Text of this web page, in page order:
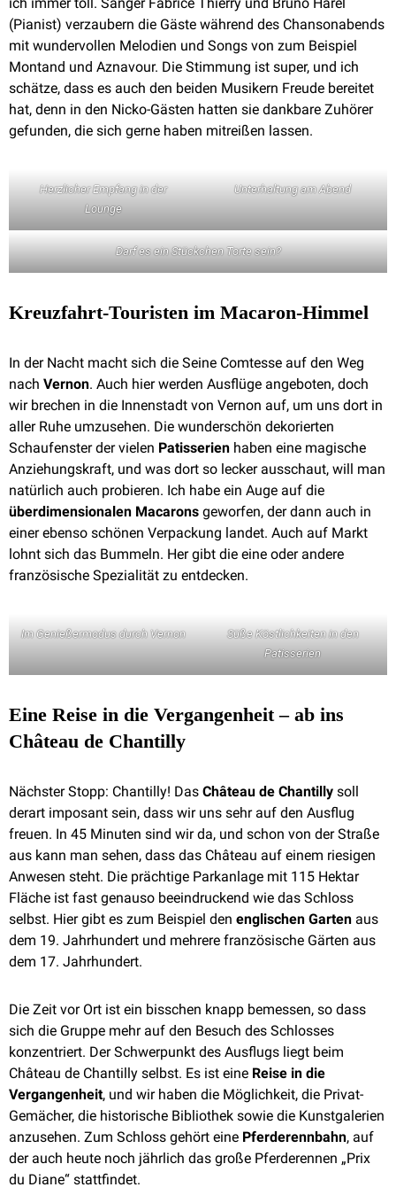
(Pianist) verzaubern die Gäste während des Chansonabends
mit wundervollen Melodien und Songs von zum Beispiel
Montand und Aznavour. Die Stimmung ist super, und ich
schätze, dass es auch den beiden Musikern Freude bereitet
hat, denn in den Nicko-Gästen hatten sie dankbare Zuhörer
gefunden, die sich gerne haben mitreißen lassen.
Herzlicher Empfang in der
Lounge
Unterhaltung am Abend
Darf es ein Stückchen Torte sein?
Kreuzfahrt-Touristen im Macaron-Himmel
In der Nacht macht sich die Seine Comtesse auf den Weg
nach Vernon. Auch hier werden Ausflüge angeboten, doch
wir brechen in die Innenstadt von Vernon auf, um uns dort in
aller Ruhe umzusehen. Die wunderschön dekorierten
Schaufenster der vielen Patisserien haben eine magische
Anziehungskraft, und was dort so lecker ausschaut, will man
natürlich auch probieren. Ich habe ein Auge auf die
überdimensionalen Macarons geworfen, der dann auch in
einer ebenso schönen Verpackung landet. Auch auf Markt
lohnt sich das Bummeln. Her gibt die eine oder andere
französische Spezialität zu entdecken.
Im Genießermodus durch Vernon
Süße Köstlichkeiten in den
Patisserien
Eine Reise in die Vergangenheit – ab ins
Château de Chantilly
Nächster Stopp: Chantilly! Das Château de Chantilly soll
derart imposant sein, dass wir uns sehr auf den Ausflug
freuen. In 45 Minuten sind wir da, und schon von der Straße
aus kann man sehen, dass das Château auf einem riesigen
Anwesen steht. Die prächtige Parkanlage mit 115 Hektar
Fläche ist fast genauso beeindruckend wie das Schloss
selbst. Hier gibt es zum Beispiel den englischen Garten aus
dem 19. Jahrhundert und mehrere französische Gärten aus
dem 17. Jahrhundert.
Die Zeit vor Ort ist ein bisschen knapp bemessen, so dass
sich die Gruppe mehr auf den Besuch des Schlosses
konzentriert. Der Schwerpunkt des Ausflugs liegt beim
Château de Chantilly selbst. Es ist eine Reise in die
Vergangenheit, und wir haben die Möglichkeit, die Privat-
Gemächer, die historische Bibliothek sowie die Kunstgalerien
anzusehen. Zum Schloss gehört eine Pferderennbahn, auf
der auch heute noch jährlich das große Pferderennen „Prix
du Diane“ stattfindet.